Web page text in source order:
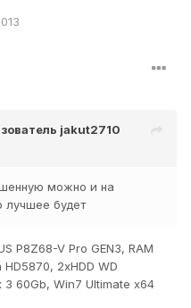
jakut2710
можно и на
лучшее будет
P8Z68-V Pro GEN3, RAM
2xHDD WD
3 60Gb, Win7 Ultimate x64